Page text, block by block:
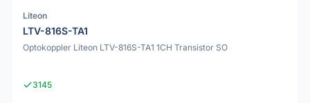
Liteon
LTV-816S-TA1
Optokoppler Liteon LTV-816S-TA1 1CH Transistor SO
3145